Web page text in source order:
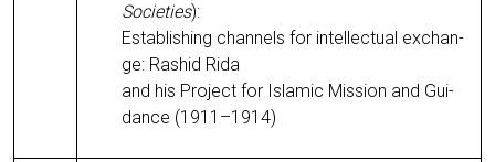
Socie­ties):
Estab­li­shing chan­nels for intellec­tu­al exch­an­
ge: Ras­hid Rida
and his Pro­ject for Isla­mic Mis­si­on and Gui­
dance (1911–1914)